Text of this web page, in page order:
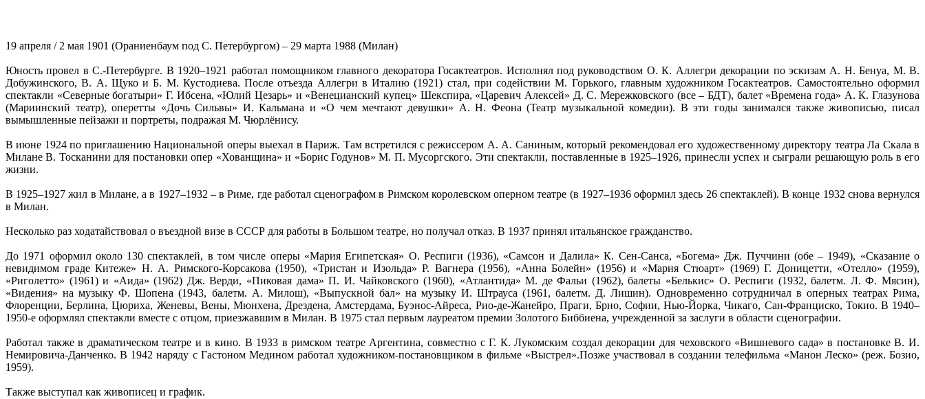
19 апреля / 2 мая 1901 (Ораниенбаум под С. Петербургом) – 29 марта 1988 (Милан)
Юность провел в С.-Петербурге. В 1920–1921 работал помощником главного декоратора Госактеатров. Исполнял под руководством О. К. Аллегри декорации по эскизам А. Н. Бенуа, М. В.
Добужинского, В. А. Щуко и Б. М. Кустодиева. После отъезда Аллегри в Италию (1921) стал, при содействии М. Горького, главным художником Госактеатров. Самостоятельно оформил
спектакли «Северные богатыри» Г. Ибсена, «Юлий Цезарь» и «Венецианский купец» Шекспира, «Царевич Алексей» Д. С. Мережковского (все – БДТ), балет «Времена года» А. К. Глазунова
(Мариинский театр), оперетты «Дочь Сильвы» И. Кальмана и «О чем мечтают девушки» А. Н. Феона (Театр музыкальной комедии). В эти годы занимался также живописью, писал
вымышленные пейзажи и портреты, подражая М. Чюрлёнису.
В июне 1924 по приглашению Национальной оперы выехал в Париж. Там встретился с режиссером А. А. Саниным, который рекомендовал его художественному директору театра Ла Скала в
Милане В. Тосканини для постановки опер «Хованщина» и «Борис Годунов» М. П. Мусоргского. Эти спектакли, поставленные в 1925–1926, принесли успех и сыграли решающую роль в его
жизни.
В 1925–1927 жил в Милане, а в 1927–1932 – в Риме, где работал сценографом в Римском королевском оперном театре (в 1927–1936 оформил здесь 26 спектаклей). В конце 1932 снова вернулся
в Милан.
Несколько раз ходатайствовал о въездной визе в СССР для работы в Большом театре, но получал отказ. В 1937 принял итальянское гражданство.
До 1971 оформил около 130 спектаклей, в том числе оперы «Мария Египетская» О. Респиги (1936), «Самсон и Далила» К. Сен-Санса, «Богема» Дж. Пуччини (обе – 1949), «Сказание о
невидимом граде Китеже» Н. А. Римского-Корсакова (1950), «Тристан и Изольда» Р. Вагнера (1956), «Анна Болейн» (1956) и «Мария Стюарт» (1969) Г. Доницетти, «Отелло» (1959),
«Риголетто» (1961) и «Аида» (1962) Дж. Верди, «Пиковая дама» П. И. Чайковского (1960), «Атлантида» М. де Фальи (1962), балеты «Белькис» О. Респиги (1932, балетм. Л. Ф. Мясин),
«Видения» на музыку Ф. Шопена (1943, балетм. А. Милош), «Выпускной бал» на музыку И. Штрауса (1961, балетм. Д. Лишин). Одновременно сотрудничал в оперных театрах Рима,
Флоренции, Берлина, Цюриха, Женевы, Вены, Мюнхена, Дрездена, Амстердама, Буэнос-Айреса, Рио-де-Жанейро, Праги, Брно, Софии, Нью-Йорка, Чикаго, Сан-Франциско, Токио. В 1940–
1950-е оформлял спектакли вместе с отцом, приезжавшим в Милан. В 1975 стал первым лауреатом премии Золотого Биббиена, учрежденной за заслуги в области сценографии.
Работал также в драматическом театре и в кино. В 1933 в римском театре Аргентина, совместно с Г. К. Лукомским создал декорации для чеховского «Вишневого сада» в постановке В. И.
Немировича-Данченко. В 1942 наряду с Гастоном Медином работал художником-постановщиком в фильме «Выстрел».Позже участвовал в создании телефильма «Манон Леско» (реж. Бозио,
1959).
Также выступал как живописец и график.